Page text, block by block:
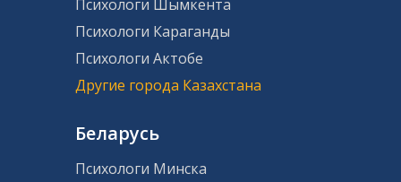
Психологи Шымкента
Психологи Караганды
Психологи Актобе
Другие города Казахстана
Беларусь
Психологи Минска